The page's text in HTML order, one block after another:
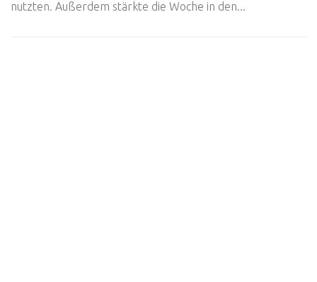
nutzten. Außerdem stärkte die Woche in den...